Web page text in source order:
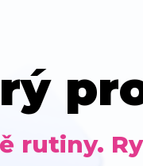
rutiny.